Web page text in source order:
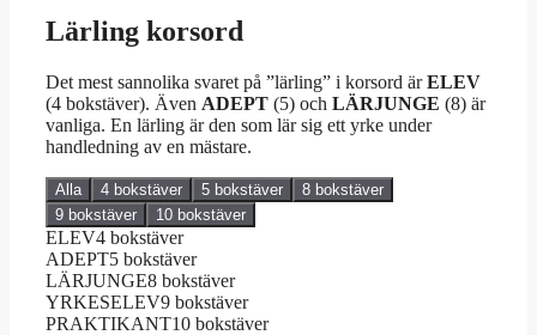
Lärling korsord
Det mest sannolika svaret på ”lärling” i korsord ärELEV
(4 bokstäver). Även ADEPT (5) och LÄRJUNGE (8) är
vanliga. En lärling är den som lär sig ett yrke under
handledning av en mästare.
Alla 4 bokstäver 5 bokstäver
8 bokstäver
9 bokstäver
10 bokstäver
ELEV4 bokstäver
ADEPT5 bokstäver
LÄRJUNGE8 bokstäver
YRKESELEV9 bokstäver
PRAKTIKANT10 bokstäver